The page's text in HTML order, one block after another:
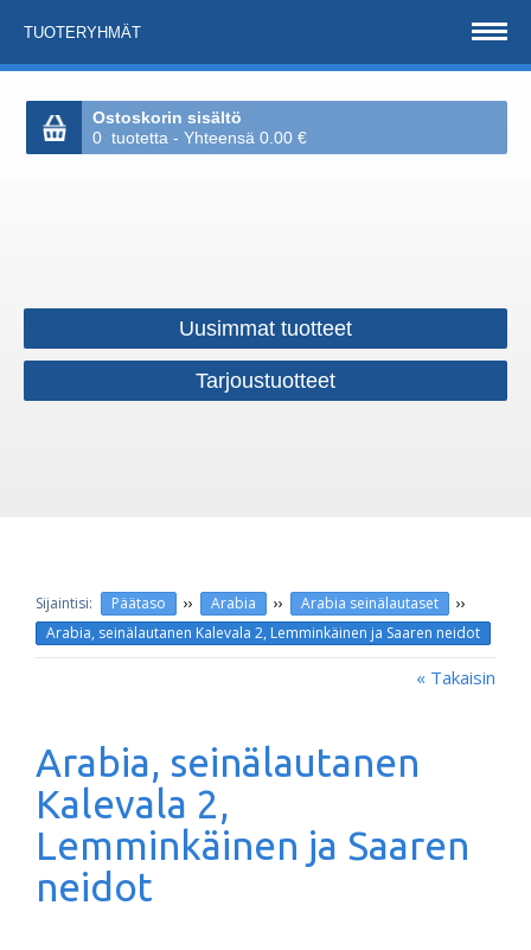
TUOTERYHMÄT
Ostoskorin sisältö
0 tuotetta - Yhteensä 0.00 €
Uusimmat tuotteet
Tarjoustuotteet
Päätaso ›› Arabia ›› Arabia seinälautaset ››
Arabia, seinälautanen Kalevala 2, Lemminkäinen ja Saaren neidot
« Takaisin
Arabia, seinälautanen
Kalevala 2,
Lemminkäinen ja Saaren
neidot